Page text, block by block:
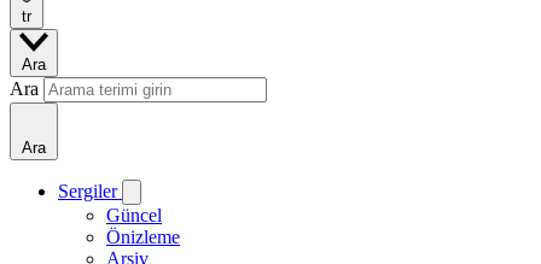
tr
Ara
Ara
Ara
Sergiler
Güncel
Önizleme
Arşiv